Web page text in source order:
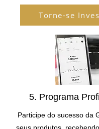
Torne-se
5. Programa
Participe do sucesso da